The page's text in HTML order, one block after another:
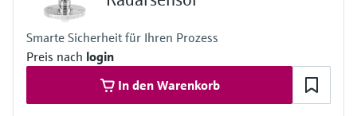
Max. Messdistanz
Prozessseitige Hauptmaterialien
PVDF, PTFE oder PEEK
Smarte Sicherheit für Ihren Prozess
Preis nach login
In den Warenkorb